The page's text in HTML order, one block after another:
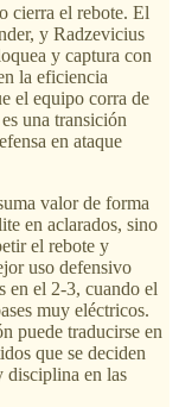
cierra el rebote. El
y Radzevicius
y captura con
la eficiencia
el equipo corra de
una transición
en ataque
valor de forma
en aclarados, sino
el rebote y
uso defensivo
en el 2-3, cuando el
muy eléctricos.
puede traducirse en
que se deciden
disciplina en las